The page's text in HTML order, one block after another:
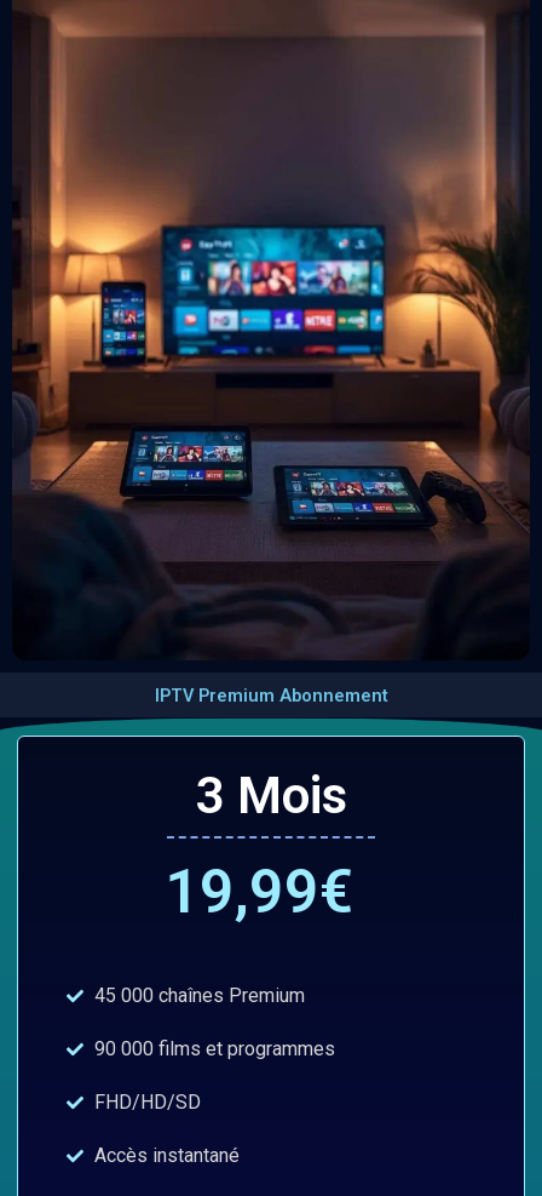
IPTV Premium Abonnement
3 Mois
19,99€
45 000 chaînes Premium
90 000 films et programmes
FHD/HD/SD
Accès instantané